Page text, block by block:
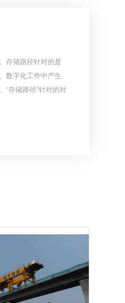
存储路径针对的是
数字化工作中产生
“存储路径”针对的对